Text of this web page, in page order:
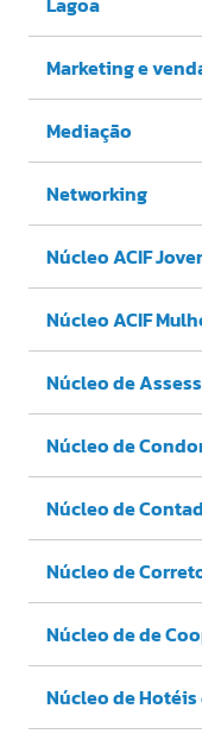
Marketing e
Mediação
Networking
Núcleo ACIF
Núcleo ACIF
Núcleo de
Núcleo de
Núcleo de
Núcleo de
Núcleo de de
Núcleo de